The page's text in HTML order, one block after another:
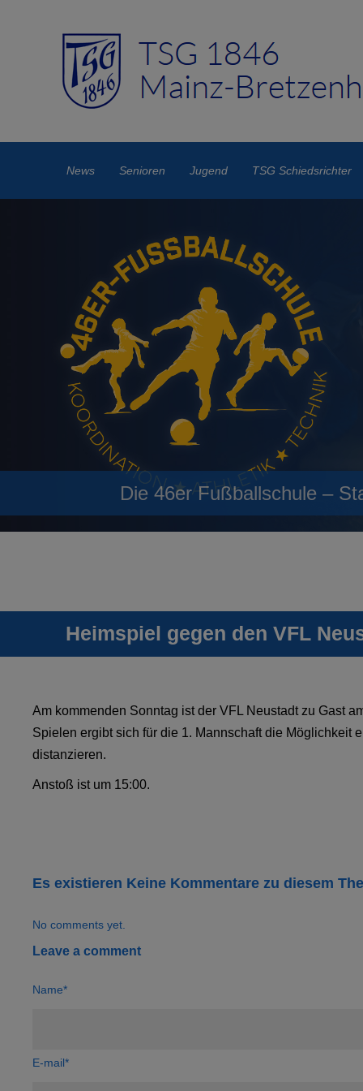
News Senioren Jugend TSG Schiedsrichter
Die 46er Fußballschule –
Heimspiel gegen den VFL
Am kommenden Sonntag ist der VFL Neustadt zu Gast
Spielen ergibt sich für die 1. Mannschaft die Möglichkeit
distanzieren.
Anstoß ist um 15:00.
Es existieren Keine Kommentare zu diesem
No comments yet.
Leave a comment
Name*
E-mail*